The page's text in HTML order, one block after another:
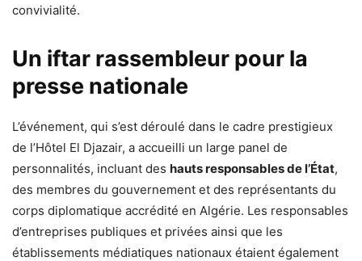
convivialité.
Un iftar rassembleur pour la
presse nationale
L’événement, qui s’est déroulé dans le cadre prestigieux
de l’Hôtel El Djazair, a accueilli un large panel de
personnalités, incluant des hauts responsables de l’État,
des membres du gouvernement et des représentants du
corps diplomatique accrédité en Algérie. Les responsables
d’entreprises publiques et privées ainsi que les
établissements médiatiques nationaux étaient également